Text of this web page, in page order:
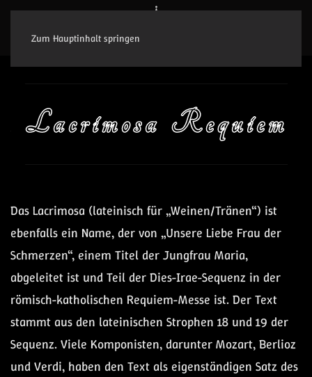
Zum Hauptinhalt springen
Lacrimosa Requiem
Das Lacrimosa (lateinisch für „Weinen/Tränen“) ist
ebenfalls ein Name, der von „Unsere Liebe Frau der
Schmerzen“, einem Titel der Jungfrau Maria,
abgeleitet ist und Teil der Dies-Irae-Sequenz in der
römisch-katholischen Requiem-Messe ist. Der Text
stammt aus den lateinischen Strophen 18 und 19 der
Sequenz. Viele Komponisten, darunter Mozart, Berlioz
und Verdi, haben den Text als eigenständigen Satz des